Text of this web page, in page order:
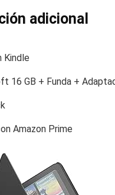
adicional
Kindle
16 GB + Funda +
Amazon Prime